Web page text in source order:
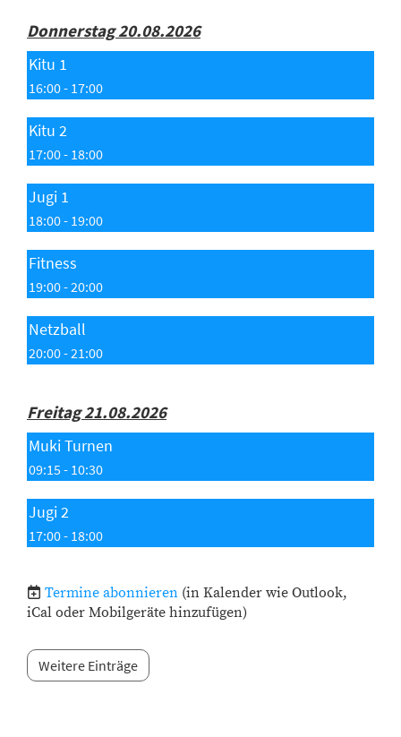
Donnerstag 20.08.2026
Kitu 1
16:00 - 17:00
Kitu 2
17:00 - 18:00
Jugi 1
18:00 - 19:00
Fitness
19:00 - 20:00
Netzball
20:00 - 21:00
Freitag 21.08.2026
Muki Turnen
09:15 - 10:30
Jugi 2
17:00 - 18:00
Termine abonnieren (in Kalender wie Outlook,
iCal oder Mobilgeräte hinzufügen)
Weitere Einträge